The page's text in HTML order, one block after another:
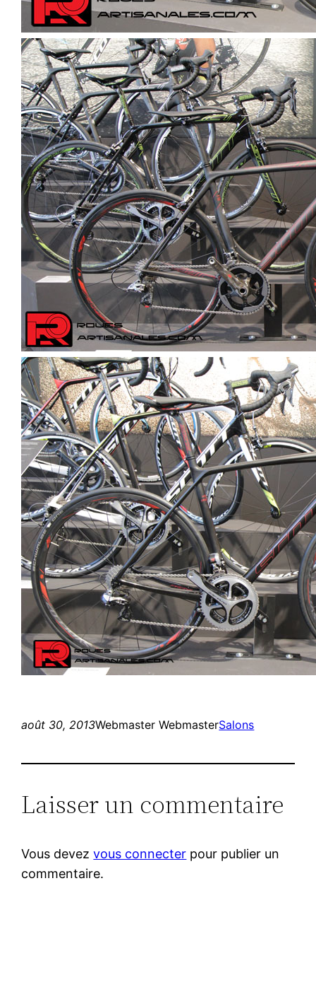
août 30, 2013Webmaster WebmasterSalons
Laisser un commentaire
Vous devezvous connecter pour publier un
commentaire.